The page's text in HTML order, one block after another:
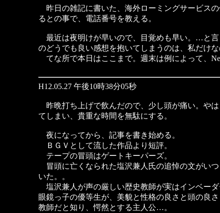
昨日の雑記に書いた、海外ローミングサービス
るとの事で、電話番号を教える。
最近は夜明けが早いので、目覚めも早い。…と言
のどうでも良い感想を抱いてしまうのは、私だけな
てな所で本日はここまで。週末は例によって、
H12.05.27 午後10時38分05秒
昨晩打ち上げで飲んだので、少し頭が痛い。や
てしまい、貴重な時間を無駄にする。
夜になってから、記事を書き始める。
ＢＧＶとして流した作品より短評。
テープの冒頭はゲートキーパーズ。
冒頭に亡くなられた塩沢兼人氏の追悼の文がい
いた。。
塩沢兼人が声の厳しい歴史教師が実はインベー
眼鏡っ子の優等生が、美貌と性格の良さと頭の良
教師だと知り、愕然とする主人公…。